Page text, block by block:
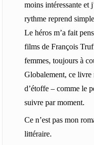
moins intéressante et
rythme reprend
Le héros m’a fait
films de François
femmes, toujours à
Globalement, ce livre
d’étoffe – comme le
suivre par moment.
Ce n’est pas mon
littéraire.